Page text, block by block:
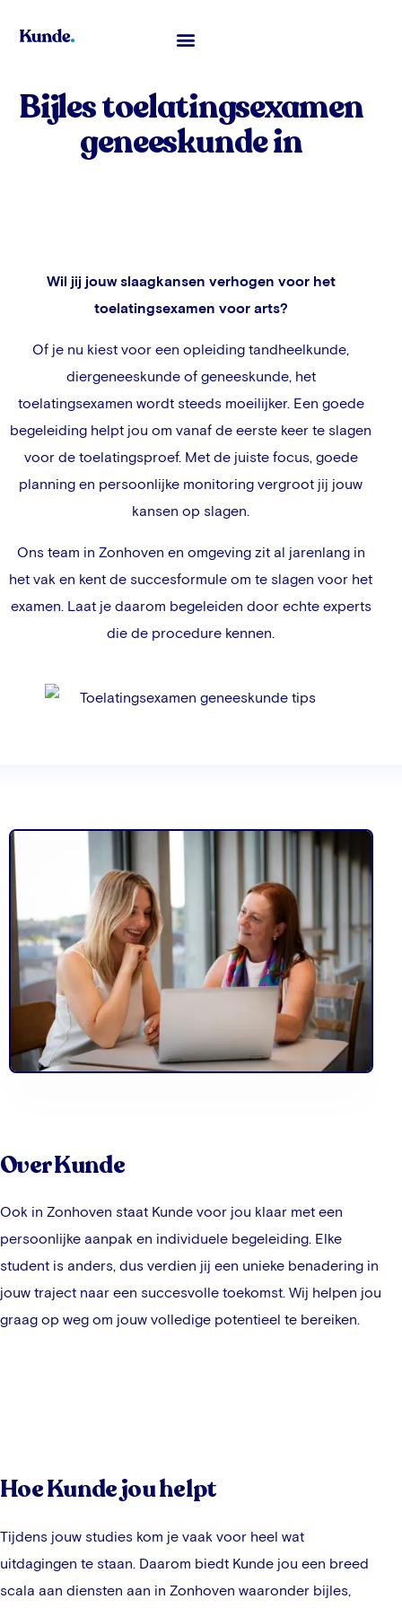
Bijles toelatingsexamen
geneeskunde in
Wil jij jouw slaagkansen verhogen voor het
toelatingsexamen voor arts?
Of je nu kiest voor een opleiding tandheelkunde,
diergeneeskunde of geneeskunde, het
toelatingsexamen wordt steeds moeilijker. Een goede
begeleiding helpt jou om vanaf de eerste keer te slagen
voor de toelatingsproef. Met de juiste focus, goede
planning en persoonlijke monitoring vergroot jij jouw
kansen op slagen.
Ons team in Zonhoven en omgeving zit al jarenlang in
het vak en kent de succesformule om te slagen voor het
examen. Laat je daarom begeleiden door echte experts
die de procedure kennen.
Over Kunde
Ook in Zonhoven staat Kunde voor jou klaar met een
persoonlijke aanpak en individuele begeleiding. Elke
student is anders, dus verdien jij een unieke benadering in
jouw traject naar een succesvolle toekomst. Wij helpen jou
graag op weg om jouw volledige potentieel te bereiken.
Hoe Kunde jou helpt
Tijdens jouw studies kom je vaak voor heel wat
uitdagingen te staan. Daarom biedt Kunde jou een breed
scala aan diensten aan in Zonhoven waaronder bijles,